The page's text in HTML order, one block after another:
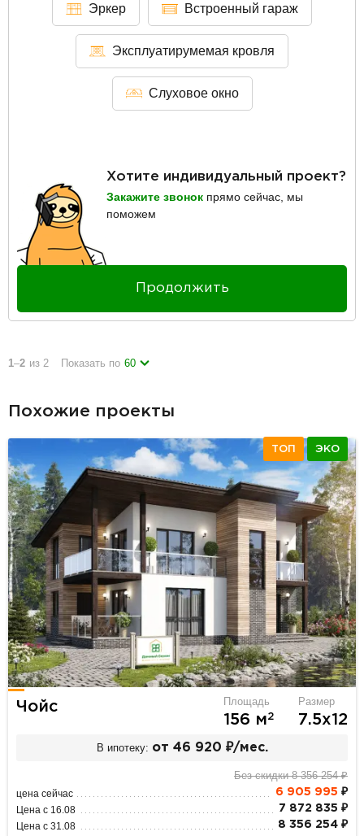
Эркер Встроенный гараж
Эксплуатирумемая кровля
Слуховое окно
Хотите индивидуальный проект?
Закажите звонок прямо сейчас, мы
поможем
Продолжить
1–2 из 2 Показать по 60
Похожие проекты
ТОП ЭКО
Чойс Площадь
156 м2
Размер
7.5х12
В ипотеку: от 46 920 ₽/мес.
Без скидки 8 356 254 ₽
цена сейчас 6 905 995 ₽
Цена с 16.08 7 872 835 ₽
Цена с 31.08 8 356 254 ₽